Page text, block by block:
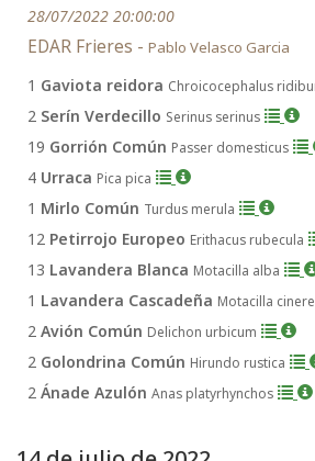
28/07/2022 20:00:00
EDAR Frieres - Pablo Velasco Garcia
1 Gaviota reidora Chroicocephalus
2 Serín Verdecillo Serinus serinus
19 Gorrión Común Passer domesticus
4 Urraca Pica pica
1 Mirlo Común Turdus merula
12 Petirrojo Europeo Erithacus rubecula
13 Lavandera Blanca Motacilla alba
1 Lavandera Cascadeña Motacilla
2 Avión Común Delichon urbicum
2 Golondrina Común Hirundo rustica
2 Ánade Azulón Anas platyrhynchos